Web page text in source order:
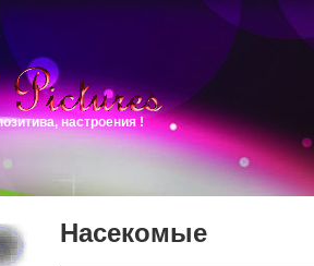
настроения !
Насекомые